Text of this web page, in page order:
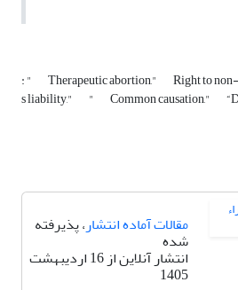
: " Therapeutic abortion," Right to
s liability," " Common causation,"
مقالات آماده انتشار، پذیرفته
شده
انتشار آنلاین از 16 اردیبهشت
1405